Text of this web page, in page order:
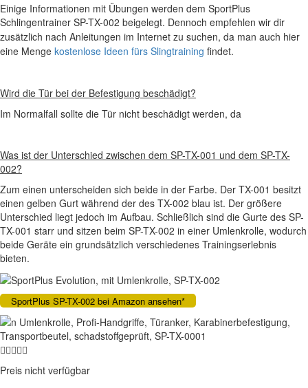
Einige Informationen mit Übungen werden dem SportPlus
Schlingentrainer SP-TX-002 beigelegt. Dennoch empfehlen wir dir
zusätzlich nach Anleitungen im Internet zu suchen, da man auch hier
eine Menge kostenlose Ideen fürs Slingtraining findet.
Wird die Tür bei der Befestigung beschädigt?
Im Normalfall sollte die Tür nicht beschädigt werden, da
Was ist der Unterschied zwischen dem SP-TX-001 und dem SP-TX-
002?
Zum einen unterscheiden sich beide in der Farbe. Der TX-001 besitzt
einen gelben Gurt während der des TX-002 blau ist. Der größere
Unterschied liegt jedoch im Aufbau. Schließlich sind die Gurte des SP-
TX-001 starr und sitzen beim SP-TX-002 in einer Umlenkrolle, wodurch
beide Geräte ein grundsätzlich verschiedenes Trainingserlebnis
bieten.
SportPlus SP-TX-002 bei Amazon ansehen*
Preis nicht verfügbar